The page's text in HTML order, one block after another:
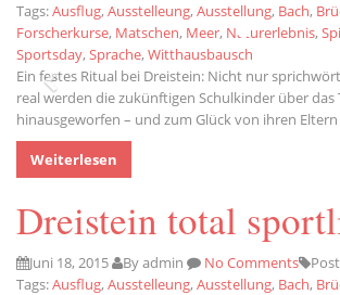
Tags:Ausflug, Ausstelleung, Ausstellung, Bach,
Forscherkurse, Matschen, Meer, Naturerlebnis,
Sportsday, Sprache, Witthausbausch
Ein festes Ritual bei Dreistein: Nicht nur
real werden die zukünftigen Schulkinder über
hinausgeworfen – und zum Glück von ihren
Weiterlesen
Dreistein total
Juni 18, 2015 By admin No Comments
Tags:Ausflug, Ausstelleung, Ausstellung, Bach,